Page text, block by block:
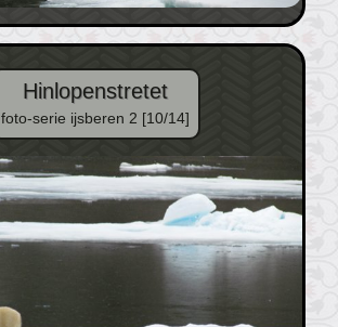
Hinlopenstretet
foto-serie ijsberen 2 [10/14]